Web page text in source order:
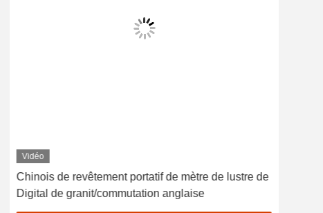
Vidéo
Chinois de revêtement portatif de mètre de lustre de
Digital de granit/commutation anglaise